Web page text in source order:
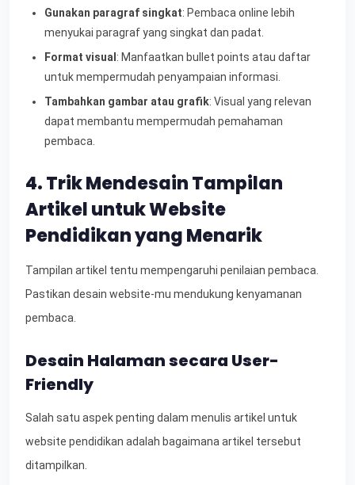
Gunakan paragraf singkat: Pembaca online lebih
menyukai paragraf yang singkat dan padat.
Format visual : Manfaatkan bullet points atau daftar
untuk mempermudah penyampaian informasi.
Tambahkan gambar atau grafik: Visual yang relevan
dapat membantu mempermudah pemahaman
pembaca.
4. Trik Mendesain Tampilan
Artikel untuk Website
Pendidikan yang Menarik
Tampilan artikel tentu mempengaruhi penilaian pembaca.
Pastikan desain website-mu mendukung kenyamanan
pembaca.
Desain Halaman secara User-
Friendly
Salah satu aspek penting dalam menulis artikel untuk
website pendidikan adalah bagaimana artikel tersebut
ditampilkan.